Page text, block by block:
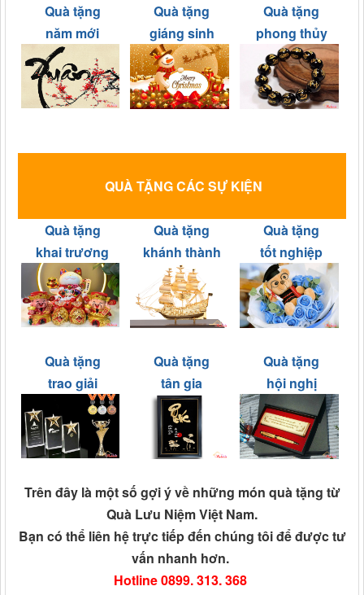
Quà tặng
năm mới
Quà tặng
giáng sinh
Quà tặng
phong thủy
QUÀ TẶNG CÁC SỰ KIỆN
Quà tặng
khai trương
Quà tặng
khánh thành
Quà tặng
tốt nghiệp
Quà tặng
trao giải
Quà tặng
tân gia
Quà tặng
hội nghị
Trên đây là một số gợi ý về những món quà tặng từ
Quà Lưu Niệm Việt Nam.
Bạn có thể liên hệ trực tiếp đến chúng tôi để được tư
vấn nhanh hơn.
Hotline 0899. 313. 368